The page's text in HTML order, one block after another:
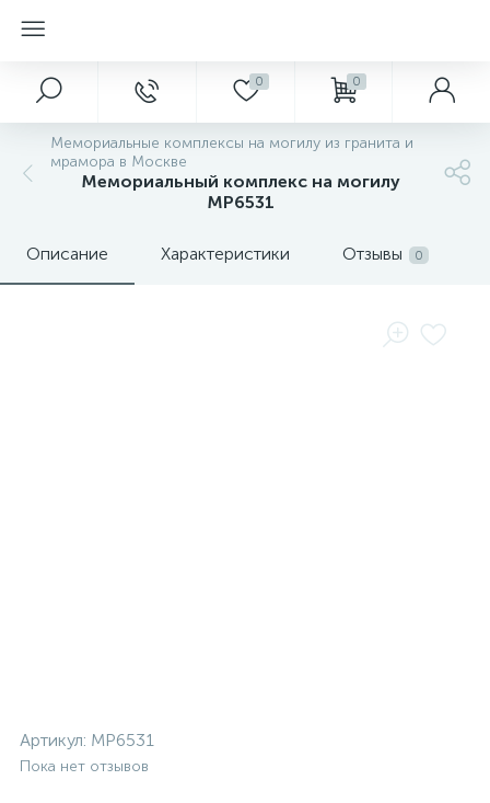
0 0
Мемориальные комплексы на могилу из гранита и
мрамора в Москве
Мемориальный комплекс на могилу
MP6531
Описание Характеристики Отзывы 0
Артикул: MP6531
Пока нет отзывов